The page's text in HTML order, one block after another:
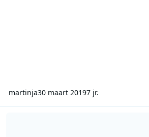
martinja30 maart 20197 jr.